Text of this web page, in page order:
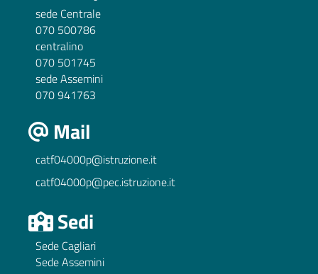
sede Centrale
070 500786
centralino
070 501745
sede Assemini
070 941763
Mail
catf04000p@istruzione.it
catf04000p@pec.istruzione.it
Sedi
Sede Cagliari
Sede Assemini